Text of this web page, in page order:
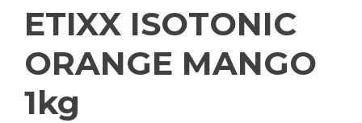
ETIXX ISOTONIC
ORANGE MANGO
1kg